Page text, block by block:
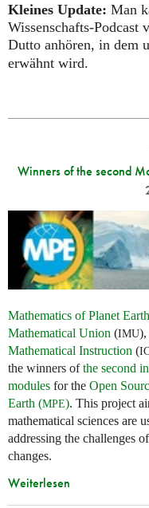
Kleines Update: Man
Wissenschafts-Podcast
Dutto anhören, in dem
erwähnt wird.
Winners of the second
Mathematics of Planet Earth
Mathematical Union (IMU),
Mathematical Instruction (
the winners ofthe second
modules for the Open
Earth (MPE). This project
mathematical sciences are
addressing the challenges
changes.
Weiterlesen